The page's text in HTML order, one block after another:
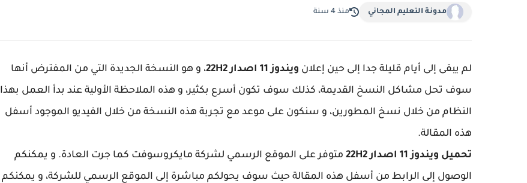
مدونة التعليم المجاني منذ 4 سنة
لم يبقى إلى أيام قليلة جدا إلى حين إعلان ويندوز 11 اصدار 22H2
، و هو النسخة الجديدة التي من المفترض أنها
سوف تحل مشاكل النسخ القديمة، كذلك سوف تكون أسرع بكثير، و هذه الملاحظة الأولية عند بدأ العمل بهذا
النظام من خلال نسخ المطورين، و سنكون على موعد مع تجربة هذه النسخة من خلال الفيديو الموجود أسفل
هذه المقالة.
تحميل ويندوز 11 اصدار 22H2
متوفر على الموقع الرسمي لشركة مايكروسوفت كما جرت العادة. و يمكنكم
الوصول إلى الرابط من أسفل هذه المقالة حيث سوف يحولكم مباشرة إلى الموقع الرسمي للشركة، و يمكنكم